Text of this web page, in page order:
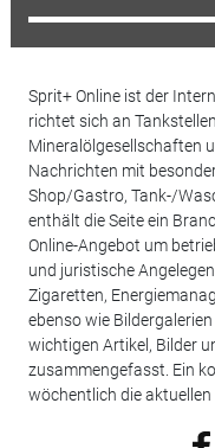
Sprit+ Online ist der
richtet sich an
Mineralölgesellschaften
Nachrichten mit
Shop/Gastro, Tank-/
enthält die Seite ein
Online-Angebot um
und juristische
Zigaretten,
ebenso wie
wichtigen Artikel, Bilder
zusammengefasst. Ein
wöchentlich die aktuellen